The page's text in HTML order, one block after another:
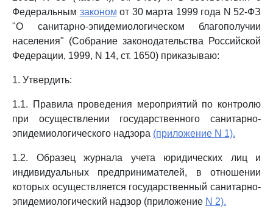
Федеральным законом от 30 марта 1999 года N 52-ФЗ
"О санитарно-эпидемиологическом благополучии
населения" (Собрание законодательства Российской
Федерации, 1999, N 14, ст. 1650) приказываю:
1. Утвердить:
1.1. Правила проведения мероприятий по контролю
при осуществлении государственного санитарно-
эпидемиологического надзора (приложение N 1).
1.2. Образец журнала учета юридических лиц и
индивидуальных предпринимателей, в отношении
которых осуществляется государственный санитарно-
эпидемиологический надзор (приложение N 2).